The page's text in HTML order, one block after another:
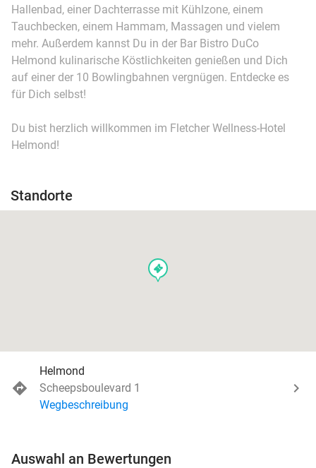
Hallenbad, einer Dachterrasse mit Kühlzone, einem
Tauchbecken, einem Hammam, Massagen und vielem
mehr. Außerdem kannst Du in der Bar Bistro DuCo
Helmond kulinarische Köstlichkeiten genießen und Dich
auf einer der 10 Bowlingbahnen vergnügen. Entdecke es
für Dich selbst!
Du bist herzlich willkommen im Fletcher Wellness-Hotel
Helmond!
Standorte
events
Helmond
Scheepsboulevard 1
Wegbeschreibung
Auswahl an Bewertungen